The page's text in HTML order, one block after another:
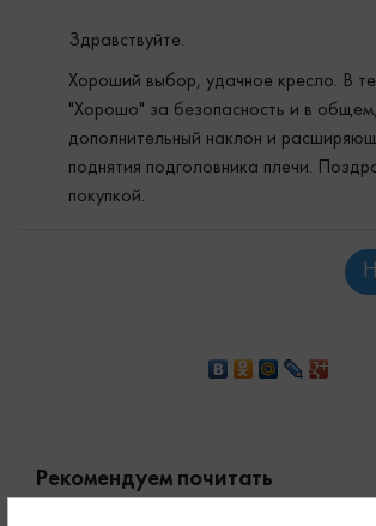
Здравствуйте.
Хороший выбор, удачное кресло. В
"Хорошо" за безопасность и в
дополнительный наклон и
поднятия подголовника плечи.
покупкой.
Рекомендуем почитать